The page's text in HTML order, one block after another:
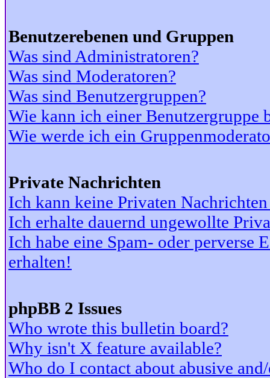
Benutzerebenen und Gruppen
Was sind Administratoren?
Was sind Moderatoren?
Was sind Benutzergruppen?
Wie kann ich einer Benutzergruppe
Wie werde ich ein
Private Nachrichten
Ich kann keine Privaten
Ich erhalte dauernd ungewollte
Ich habe eine Spam- oder perverse
erhalten!
phpBB 2 Issues
Who wrote this bulletin board?
Why isn't X feature available?
Who do I contact about abusive